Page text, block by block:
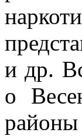
и др.
о
районы